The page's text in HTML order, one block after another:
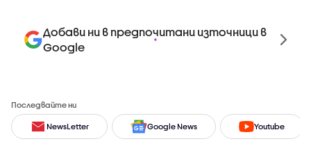
Добави ни в предпочитани източници в
Google
Последвайте ни
NewsLetter Google News Youtube